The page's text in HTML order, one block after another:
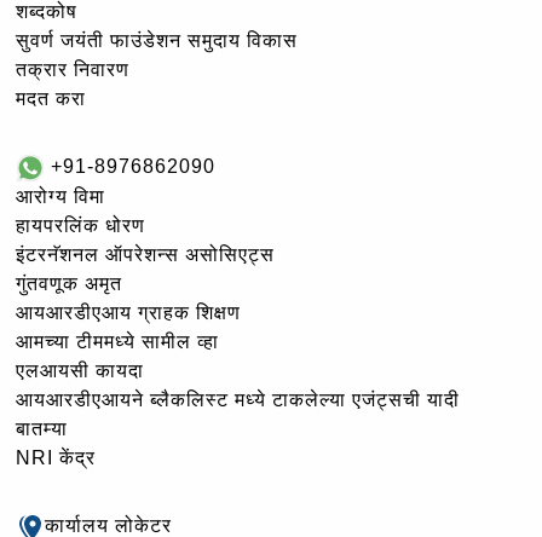
शब्दकोष
सुवर्ण जयंती फाउंडेशन समुदाय विकास
तक्रार निवारण
मदत करा
+91-8976862090
आरोग्य विमा
हायपरलिंक धोरण
इंटरनॅशनल ऑपरेशन्स असोसिएट्स
गुंतवणूक अमृत
आयआरडीएआय ग्राहक शिक्षण
आमच्या टीममध्ये सामील व्हा
एलआयसी कायदा
आयआरडीएआयने ब्लैकलिस्ट मध्ये टाकलेल्या एजंट्सची यादी
बातम्या
NRI केंद्र
कार्यालय लोकेटर